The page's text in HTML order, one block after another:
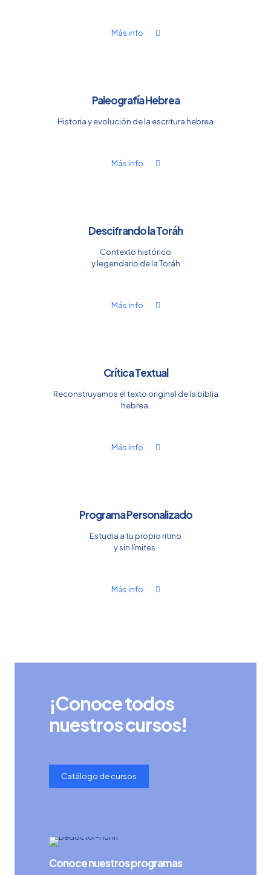
Más info
Paleografía Hebrea
Historia y evolución de la escritura hebrea
Más info
Descifrando la Toráh
Contexto histórico
y legendario de la Toráh
Más info
Crítica Textual
Reconstruyamos el texto original de la biblia
hebrea.
Más info
Programa Personalizado
Estudia a tu propio ritmo
y sin límites.
Más info
¡Conoce todos
nuestros cursos!
Catálogo de cursos
Conoce nuestros programas